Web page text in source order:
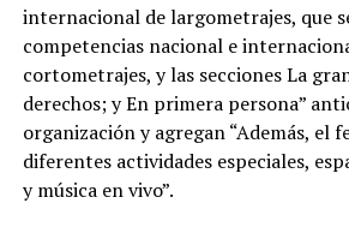
internacional de largometrajes, que
competencias nacional e
cortometrajes, y las secciones La
derechos; y En primera persona”
organización y agregan “Además, el
diferentes actividades especiales,
y música en vivo”.